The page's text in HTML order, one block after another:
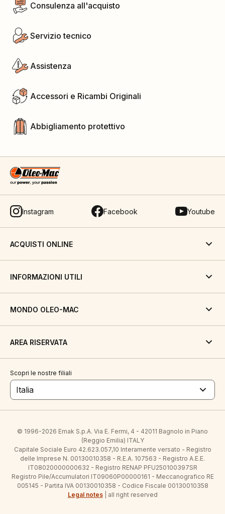
Consulenza all'acquisto
Servizio tecnico
Assistenza
Accessori e Ricambi Originali
Abbigliamento protettivo
Instagram Facebook Youtube
ACQUISTI ONLINE
INFORMAZIONI UTILI
MONDO OLEO-MAC
AREA RISERVATA
Scopri le nostre filiali
Italia
© 1996-2026 Emak S.p.A. Via E. Fermi, 4 - 42011 Bagnolo in Piano
(Reggio Emilia) ITALY
Capitale Sociale Euro 42.623.057,10 Interamente versato - Registro
delle Imprese N. 00130010358 - R.E.A. 107563 - Registro A.E.E.
IT08020000000632 - Registro RENAP PFU250100397SR
Registro Pile/Accumulatori IT09060P00000161 - Meccanografico RE
005145 - Partita IVA 00130010358 - Codice Fiscale 00130010358
Legal notes| all right reserved